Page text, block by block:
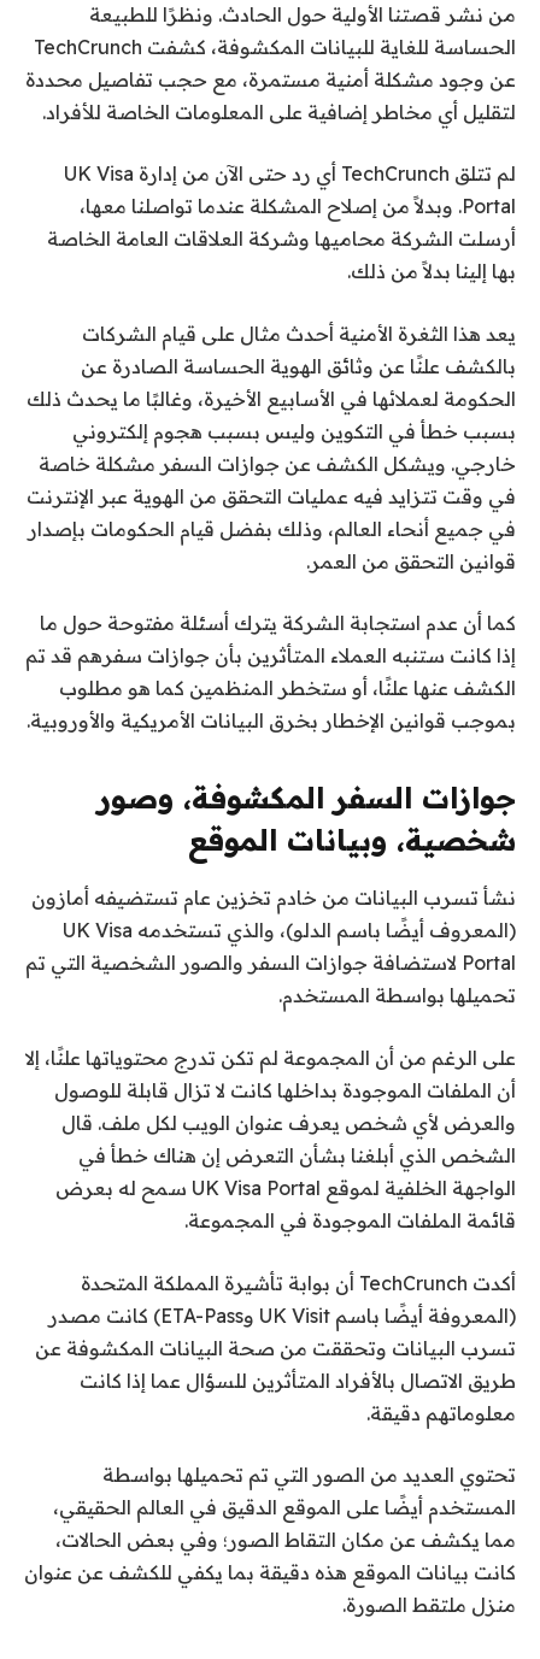
من نشر قصتنا الأولية حول الحادث. ونظرًا للطبيعة
الحساسة للغاية للبيانات المكشوفة، كشفت TechCrunch
عن وجود مشكلة أمنية مستمرة، مع حجب تفاصيل محددة
لتقليل أي مخاطر إضافية على المعلومات الخاصة للأفراد.
لم تتلق TechCrunch أي رد حتى الآن من إدارة UK Visa
Portal. وبدلاً من إصلاح المشكلة عندما تواصلنا معها،
أرسلت الشركة محاميها وشركة العلاقات العامة الخاصة
بها إلينا بدلاً من ذلك.
يعد هذا الثغرة الأمنية أحدث مثال على قيام الشركات
بالكشف علنًا عن وثائق الهوية الحساسة الصادرة عن
الحكومة لعملائها في الأسابيع الأخيرة، وغالبًا ما يحدث ذلك
بسبب خطأ في التكوين وليس بسبب هجوم إلكتروني
خارجي. ويشكل الكشف عن جوازات السفر مشكلة خاصة
في وقت تتزايد فيه عمليات التحقق من الهوية عبر الإنترنت
في جميع أنحاء العالم، وذلك بفضل قيام الحكومات بإصدار
قوانين التحقق من العمر.
كما أن عدم استجابة الشركة يترك أسئلة مفتوحة حول ما
إذا كانت ستنبه العملاء المتأثرين بأن جوازات سفرهم قد تم
الكشف عنها علنًا، أو ستخطر المنظمين كما هو مطلوب
بموجب قوانين الإخطار بخرق البيانات الأمريكية والأوروبية.
جوازات السفر المكشوفة، وصور
شخصية، وبيانات الموقع
نشأ تسرب البيانات من خادم تخزين عام تستضيفه أمازون
(المعروف أيضًا باسم الدلو)، والذي تستخدمه UK Visa
Portal لاستضافة جوازات السفر والصور الشخصية التي تم
تحميلها بواسطة المستخدم.
على الرغم من أن المجموعة لم تكن تدرج محتوياتها علنًا، إلا
أن الملفات الموجودة بداخلها كانت لا تزال قابلة للوصول
والعرض لأي شخص يعرف عنوان الويب لكل ملف. قال
الشخص الذي أبلغنا بشأن التعرض إن هناك خطأ في
الواجهة الخلفية لموقع UK Visa Portal سمح له بعرض
قائمة الملفات الموجودة في المجموعة.
أكدت TechCrunch أن بوابة تأشيرة المملكة المتحدة
(المعروفة أيضًا باسم UK Visit وETA-Pass) كانت مصدر
تسرب البيانات وتحققت من صحة البيانات المكشوفة عن
طريق الاتصال بالأفراد المتأثرين للسؤال عما إذا كانت
معلوماتهم دقيقة.
تحتوي العديد من الصور التي تم تحميلها بواسطة
المستخدم أيضًا على الموقع الدقيق في العالم الحقيقي،
مما يكشف عن مكان التقاط الصور؛ وفي بعض الحالات،
كانت بيانات الموقع هذه دقيقة بما يكفي للكشف عن عنوان
منزل ملتقط الصورة.